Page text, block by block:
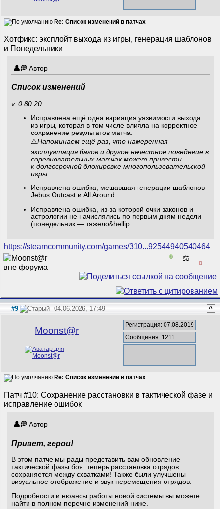
Re: Список изменений в патчах
Хотфикс: эксплойт выхода из игры, генерация шаблонов
и Понедельники
Автор
Список изменений
v. 0.80.20
Исправлена ещё одна вариация уязвимости выхода
из игры, которая в том числе влияла на корректное
сохранение результатов матча.
⚠️Напоминаем ещё раз, что намеренная
эксплуатация багов и другое нечестное поведение в
соревновательных матчах может привести
к долгосрочной блокировке многопользовательской
игры.
Исправлена ошибка, мешавшая генерации шаблонов
Jebus Outcast и All Around.
Исправлена ошибка, из-за которой очки законов и
астрологии не начислялись по первым дням недели
(понедельник — тяжело&hellip
https://steamcommunity.com/games/310...92544940540464
0 ⚖️
0
#9 04.06.2026, 17:49 ^
Mооnst@r
Регистрация: 07.08.2019
Сообщения: 1211
Re: Список изменений в патчах
Патч #10: Сохранение расстановки в тактической фазе и
исправление ошибок
Автор
Привет, герои!
В этом патче мы рады представить вам обновление
тактической фазы боя: теперь расстановка отрядов
сохраняется между схватками! Также были улучшены
визуальное отображение и звук перемещения отрядов.
Подробности и нюансы работы новой системы вы можете
найти в полном перечне изменений ниже.